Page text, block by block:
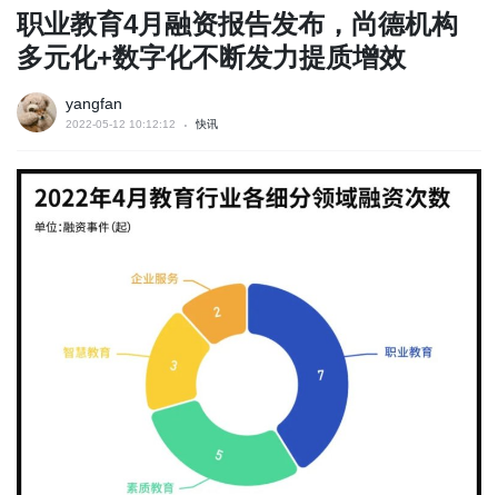
职业教育4月融资报告发布，尚德机构
多元化+数字化不断发力提质增效
yangfan
2022-05-12 10:12:12 快讯